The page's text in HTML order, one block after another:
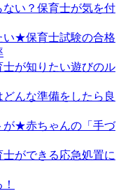
い？保育士が気を付
い★保育士試験の合格
が知りたい遊びのル
んな準備をしたら良
が★赤ちゃんの「手づ
ができる応急処置に